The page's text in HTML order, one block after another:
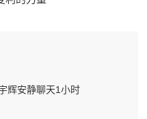
辉安静聊天1小时